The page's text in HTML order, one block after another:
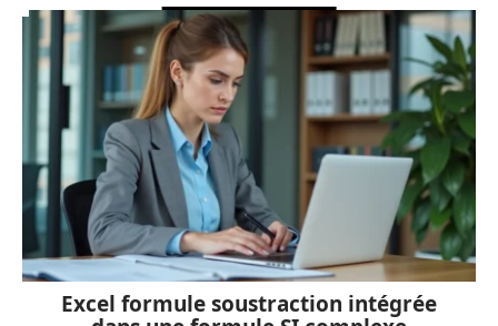
Excel formule soustraction intégrée